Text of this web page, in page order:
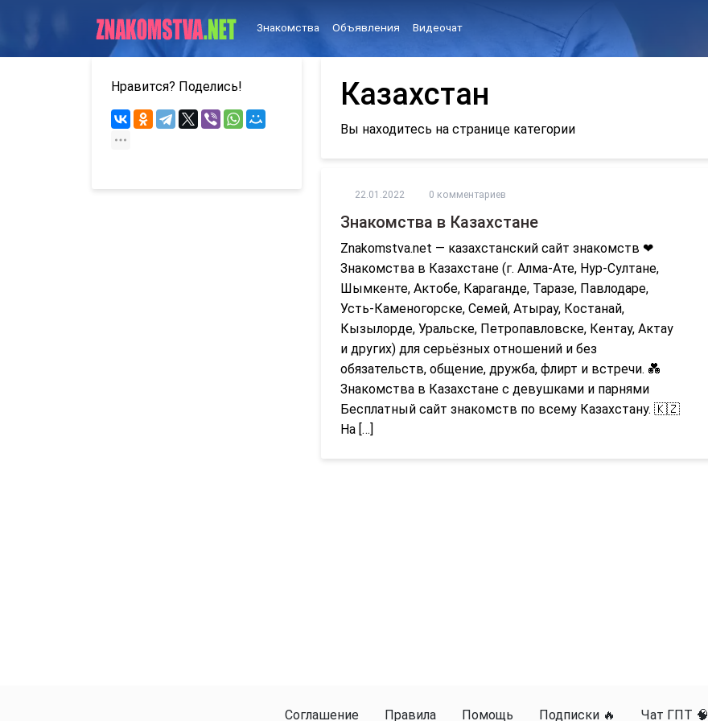
Знакомства Объявления Видеочат
Казахстан
Вы находитесь на странице категории
22.01.2022 0 комментариев
Знакомства в Казахстане
Znakomstva.net — казахстанский сайт знакомств ❤
Знакомства в Казахстане (г. Алма-Ате, Нур-Султане,
Шымкенте, Актобе, Караганде, Таразе, Павлодаре,
Усть-Каменогорске, Семей, Атырау, Костанай,
Кызылорде, Уральске, Петропавловске, Кентау, Актау
и других) для серьёзных отношений и без
обязательств, общение, дружба, флирт и встречи. 💑
Знакомства в Казахстане с девушками и парнями
Бесплатный сайт знакомств по всему Казахстану. 🇰🇿
На […]
Нравится? Поделись!
Соглашение Правила Помощь Подписки 🔥 Чат ГПТ 🧠